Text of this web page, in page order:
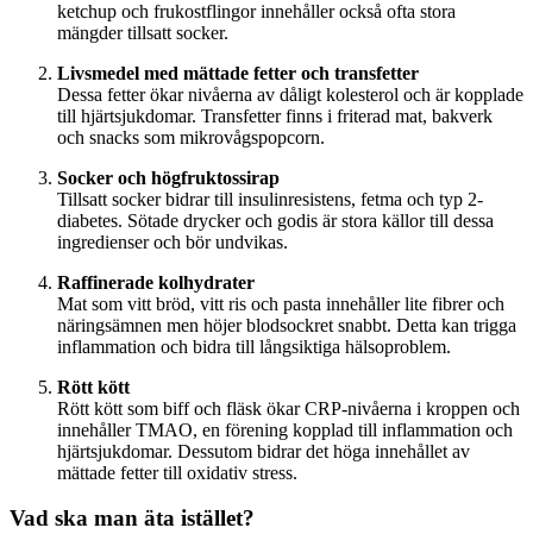
ketchup och frukostflingor innehåller också ofta stora
mängder tillsatt socker.
Livsmedel med mättade fetter och transfetter
Dessa fetter ökar nivåerna av dåligt kolesterol och är kopplade
till hjärtsjukdomar. Transfetter finns i friterad mat, bakverk
och snacks som mikrovågspopcorn.
Socker och högfruktossirap
Tillsatt socker bidrar till insulinresistens, fetma och typ 2-
diabetes. Sötade drycker och godis är stora källor till dessa
ingredienser och bör undvikas.
Raffinerade kolhydrater
Mat som vitt bröd, vitt ris och pasta innehåller lite fibrer och
näringsämnen men höjer blodsockret snabbt. Detta kan trigga
inflammation och bidra till långsiktiga hälsoproblem.
Rött kött
Rött kött som biff och fläsk ökar CRP-nivåerna i kroppen och
innehåller TMAO, en förening kopplad till inflammation och
hjärtsjukdomar. Dessutom bidrar det höga innehållet av
mättade fetter till oxidativ stress.
Vad ska man äta istället?